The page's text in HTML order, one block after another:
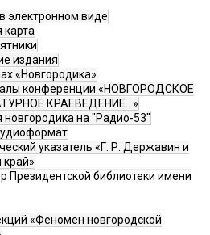
электронном виде
карта
издания
«Новгородика»
конференции «НОВГОРОДСКОЕ
КРАЕВЕДЕНИЕ...»
новгородика на "Радио-53"
указатель «Г. Р. Державин и
край»
Президентской библиотеки имени
«Феномен новгородской